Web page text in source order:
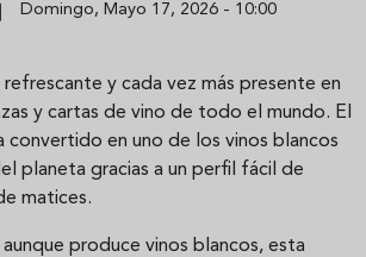
Domingo, Mayo 17, 2026 - 10:00
y cada vez más presente en
y cartas de vino de todo el mundo. El
convertido en uno de los vinos blancos
planeta gracias a un perfil fácil de
matices.
produce vinos blancos, esta